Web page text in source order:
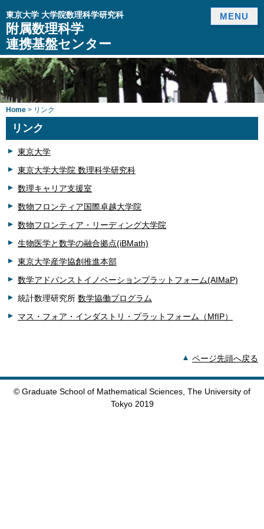
東京大学 大学院数理科学研究科
附属数理科学
連携基盤センター
Home > リンク
リンク
東京大学
東京大学大学院 数理科学研究科
数理キャリア支援室
数物フロンティア国際卓越大学院
数物フロンティア・リーディング大学院
生物医学と数学の融合拠点(iBMath)
東京大学産学協創推進本部
数学アドバンストイノベーションプラットフォーム(AIMaP)
統計数理研究所 数学協働プログラム
マス・フォア・インダストリ・プラットフォーム（MfIP）
ページ先頭へ戻る
© Graduate School of Mathematical Sciences, The University of
Tokyo 2019
MENU